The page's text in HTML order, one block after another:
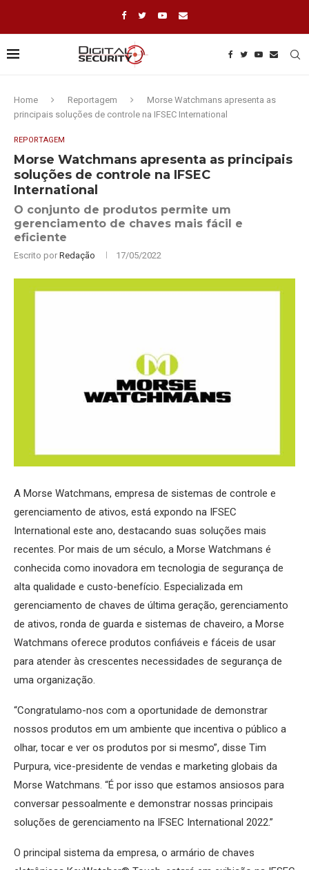
Home Reportagem
Morse Watchmans apresenta as
principais soluções de controle na IFSEC International
REPORTAGEM
Morse Watchmans apresenta as principais
soluções de controle na IFSEC
International
O conjunto de produtos permite um
gerenciamento de chaves mais fácil e
eficiente
Escrito por Redação 17/05/2022
A Morse Watchmans, empresa de sistemas de controle e
gerenciamento de ativos, está expondo na IFSEC
International este ano, destacando suas soluções mais
recentes. Por mais de um século, a Morse Watchmans é
conhecida como inovadora em tecnologia de segurança de
alta qualidade e custo-benefício. Especializada em
gerenciamento de chaves de última geração, gerenciamento
de ativos, ronda de guarda e sistemas de chaveiro, a Morse
Watchmans oferece produtos confiáveis e fáceis de usar
para atender às crescentes necessidades de segurança de
uma organização.
“Congratulamo-nos com a oportunidade de demonstrar
nossos produtos em um ambiente que incentiva o público a
olhar, tocar e ver os produtos por si mesmo”, disse Tim
Purpura, vice-presidente de vendas e marketing globais da
Morse Watchmans. “É por isso que estamos ansiosos para
conversar pessoalmente e demonstrar nossas principais
soluções de gerenciamento na IFSEC International 2022.”
O principal sistema da empresa, o armário de chaves